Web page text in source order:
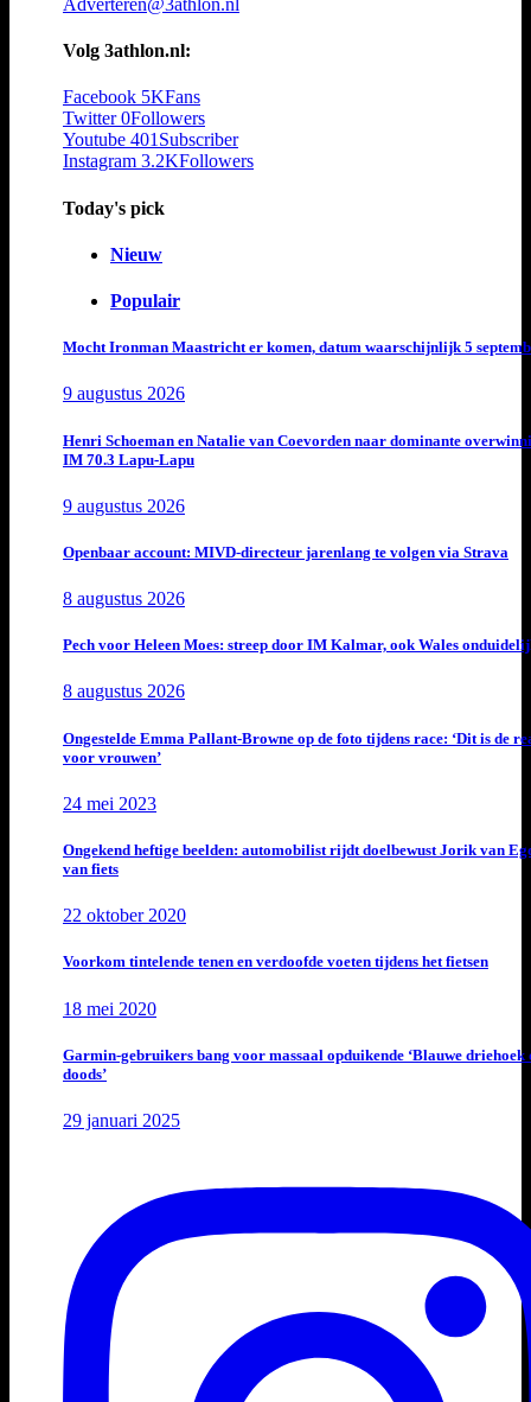
Volg 3athlon.nl:
Facebook 5KFans
Twitter 0Followers
Youtube 401 Subscriber
Instagram 3.2KFollowers
Today's pick
Nieuw
Populair
Mocht Ironman Maastricht er komen, datum waarschijnlijk 5
9 augustus 2026
Henri Schoeman en Natalie van Coevorden naar dominante
IM 70.3 Lapu-Lapu
9 augustus 2026
Openbaar account: MIVD-directeur jarenlang te volgen via Strava
8 augustus 2026
Pech voor Heleen Moes: streep door IM Kalmar, ook Wales
8 augustus 2026
Ongestelde Emma Pallant-Browne op de foto tijdens race: ‘Dit is de
voor vrouwen’
24 mei 2023
Ongekend heftige beelden: automobilist rijdt doelbewust Jorik van
van fiets
22 oktober 2020
Voorkom tintelende tenen en verdoofde voeten tijdens het fietsen
18 mei 2020
Garmin-gebruikers bang voor massaal opduikende ‘Blauwe driehoek
doods’
29 januari 2025